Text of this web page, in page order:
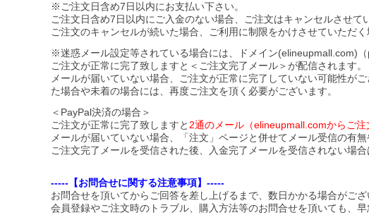
※ご注文日含め7日以内にお支払い下さい。
ご注文日含め7日以内にご入金のない場合、ご注文はキャンセルさせて
ご注文のキャンセルが続いた場合、ご利用に制限をかけさせていただ
※迷惑メール設定等されている場合には、ドメイン(elineupmall.com)
ご注文が正常に完了致しますと＜ご注文完了メール＞が配信されます。
メールが届いていない場合、ご注文が正常に完了していない可能性が
た場合や未着の場合には、再度ご注文を頂く必要がございます。
＜PayPal決済の場合＞
ご注文が正常に完了致しますと2通のメール（elineupmall.comからご
メールが届いていない場合、「注文」ページと併せてメール受信の有
ご注文完了メールを受信された後、入金完了メールを受信されない場
-----【お問合せに関する注意事項】-----
お問合せを頂いてからご回答を差し上げるまで、数日かかる場合がござ
会員登録やご注文時のトラブル、購入方法等のお問合せを頂いても、